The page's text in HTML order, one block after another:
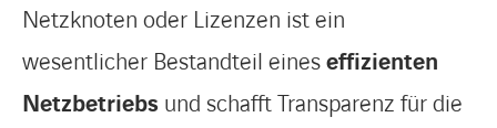
Netzknoten oder Lizenzen ist ein
wesentlicher Bestandteil eineseffizienten
Netzbetriebs und schafft Transparenz für die